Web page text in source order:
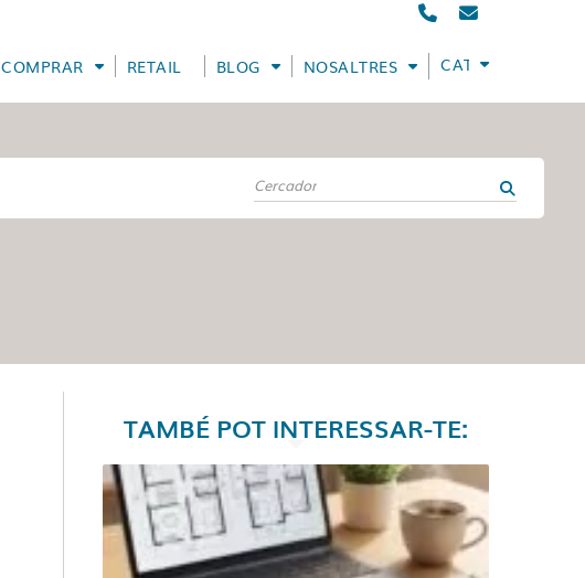
COMPRAR RETAIL BLOG NOSALTRES CATALÀ
TAMBÉ POT INTERESSAR-TE: